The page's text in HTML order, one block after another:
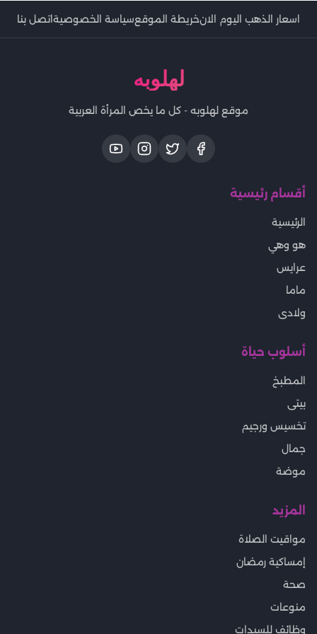
اسعار الذهب اليوم الانخريطة الموقعسياسة الخصوصيةاتصل بنا
لهلوبه
موقع لهلوبه - كل ما يخص المرأة العربية
أقسام رئيسية
الرئيسية
هو وهي
عرايس
ماما
ولادى
أسلوب حياة
المطبخ
بيتى
تخسيس ورجيم
جمال
موضة
المزيد
مواقيت الصلاة
إمساكية رمضان
صحة
منوعات
وظائف للسيدات